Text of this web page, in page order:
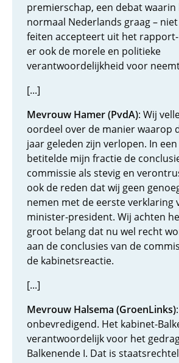
premierschap, een debat waarin
normaal Nederlands graag –
feiten accepteert uit het
er ook de morele en politieke
verantwoordelijkheid voor
[...]
Mevrouw Hamer (PvdA): Wij
oordeel over de manier waarop
jaar geleden zijn verlopen. In
betitelde mijn fractie de
commissie als stevig en
ook de reden dat wij geen
nemen met de eerste verklaring
minister-president. Wij achten
groot belang dat nu wel recht
aan de conclusies van de
de kabinetsreactie.
[...]
Mevrouw Halsema (GroenLinks)
onbevredigend. Het kabinet-
verantwoordelijk voor het
Balkenende I. Dat is